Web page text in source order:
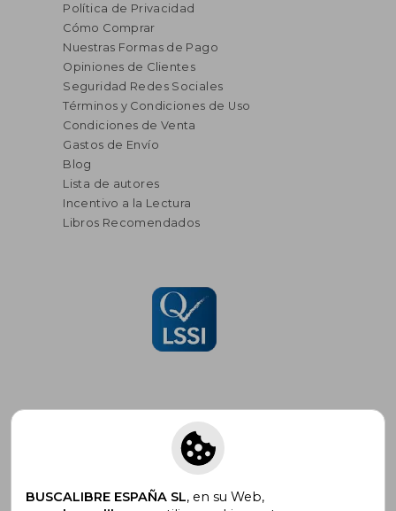
Política de Privacidad
Cómo Comprar
Nuestras Formas de Pago
Opiniones de Clientes
Seguridad Redes Sociales
Términos y Condiciones de Uso
Condiciones de Venta
Gastos de Envío
Blog
Lista de autores
Incentivo a la Lectura
Libros Recomendados
Suscríbete para recibir ofertas y
promociones
BUSCALIBRE ESPAÑA SL, en su Web,